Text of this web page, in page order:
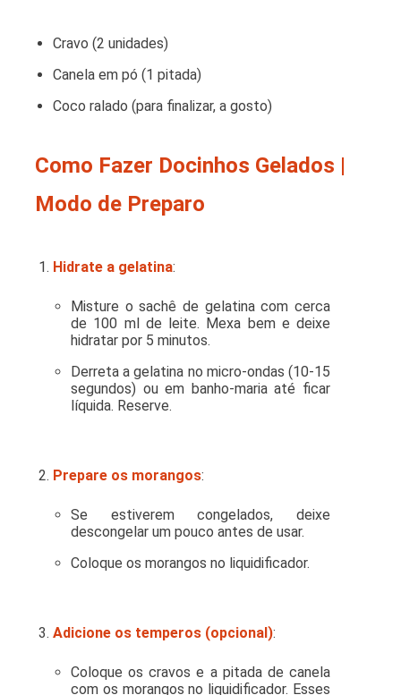
Cravo (2 unidades)
Canela em pó (1 pitada)
Coco ralado (para finalizar, a gosto)
Como Fazer Docinhos Gelados |
Modo de Preparo
Hidrate a gelatina:
Misture o sachê de gelatina com cerca
de 100 ml de leite. Mexa bem e deixe
hidratar por 5 minutos.
Derreta a gelatina no micro-ondas (10-15
segundos) ou em banho-maria até ficar
líquida. Reserve.
Prepare os morangos:
Se estiverem congelados, deixe
descongelar um pouco antes de usar.
Coloque os morangos no liquidificador.
Adicione os temperos (opcional):
Coloque os cravos e a pitada de canela
com os morangos no liquidificador. Esses